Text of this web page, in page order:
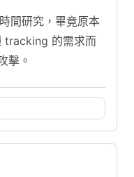
間研究，畢竟原本
tracking 的需求而
擊。